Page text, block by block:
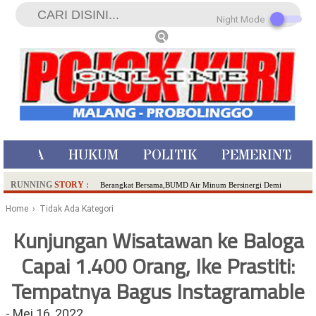
HUKUM POLITIK
RUNNING STORY : Berangkat Bersama,BUMD Air Minum Bersinergi Demi
Ditangkap di Kediri,Satu Buron
SDN Sumberejo 02 Kota Batu Kembangkan Program Inovasi
Literasi Melalui LASKAR JODA, Usung Filosofi Gelar Sehelai
Tikar
Home › Tidak Ada Kategori
Kunjungan Wisatawan ke Baloga
Capai 1.400 Orang, Ike Prastiti:
Tempatnya Bagus Instagramable
Night Mode